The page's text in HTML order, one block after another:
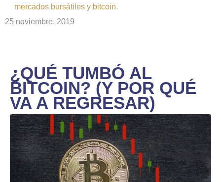
mercados bursátiles y bitcoin.
25 noviembre, 2019
¿QUÉ TUMBÓ AL
BITCOIN? (Y POR QUÉ
VA A REGRESAR)